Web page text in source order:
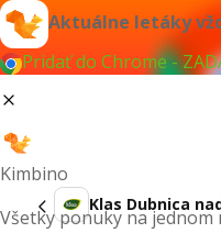
Aktuálne letáky
Pridať do Chrome -
Kimbino
Všetky ponuky na jednom
Klas Dubnica